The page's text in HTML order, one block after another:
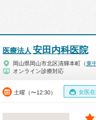
医療法人 安田内科医院
岡山県岡山市北区清輝本町（東
オンライン診療対応
土曜（〜12:30） 女医